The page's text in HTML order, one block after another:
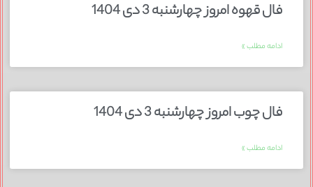
فال قهوه امروز چهارشنبه 3 دی 1404
ادامه مطلب »
فال چوب امروز چهارشنبه 3 دی 1404
ادامه مطلب »